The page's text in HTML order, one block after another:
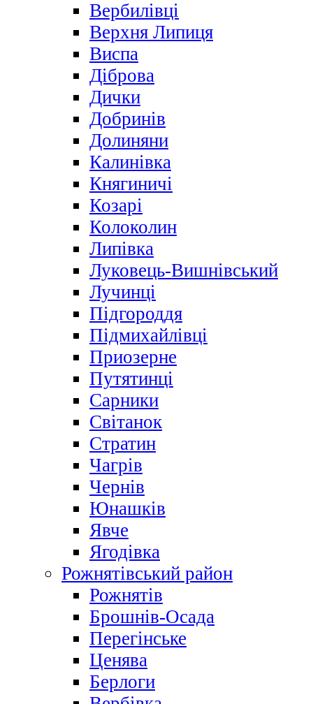
Вербилівці
Верхня Липиця
Виспа
Діброва
Дички
Добринів
Долиняни
Калинівка
Княгиничі
Козарі
Колоколин
Липівка
Луковець-Вишнівський
Лучинці
Підгороддя
Підмихайлівці
Приозерне
Путятинці
Сарники
Світанок
Стратин
Чагрів
Чернів
Юнашків
Явче
Ягодівка
Рожнятівський район
Рожнятів
Брошнів-Осада
Перегінське
Ценява
Берлоги